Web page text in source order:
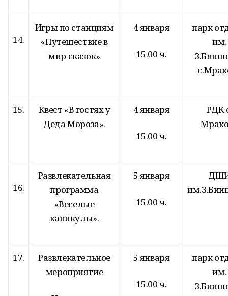
14.
Игры по станциям
«Путешествие в
мир сказок»
4 января
15.00 ч.
парк
им.
15.
Квест «В гостях у
Деда Мороза».
4 января
15.00 ч.
РДК
16.
Развлекательная
программа
«Веселые
каникулы».
5 января
15.00 ч.
17.
Развлекательное
мероприятие
5 января
15.00 ч.
парк
им.